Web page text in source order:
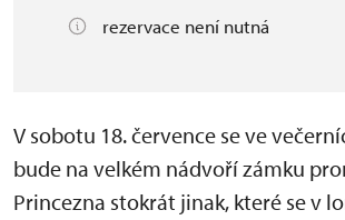
rezervace není nutná
V sobotu 18. července se ve
bude na velkém nádvoří zámku
Princezna stokrát jinak, které se v